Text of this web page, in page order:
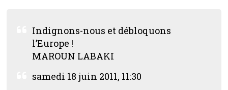
Indignons-nous et débloquons
l’Europe !
MAROUN LABAKI
samedi 18 juin 2011, 11:30